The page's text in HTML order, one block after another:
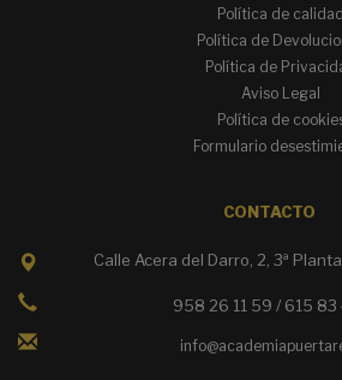
Política de calidad
Política de
Política de
Aviso Legal
Política de
Formulario
CONTACTO
Calle Acera del Darro, 2, 3ª
958 26 11 59 / 615 83